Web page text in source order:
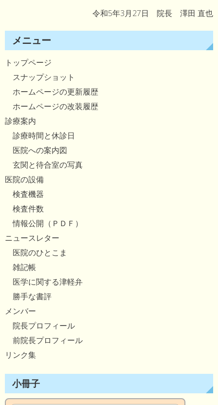
令和5年3月27日 院長 澤田 直也
メニュー
トップページ
スナップショット
ホームページの更新履歴
ホームページの改装履歴
診療案内
診療時間と休診日
医院への案内図
玄関と待合室の写真
医院の設備
検査機器
検査件数
情報公開（ＰＤＦ）
ニュースレター
医院のひとこま
雑記帳
医学に関する津軽弁
勝手な書評
メンバー
院長プロフィール
前院長プロフィール
リンク集
小冊子